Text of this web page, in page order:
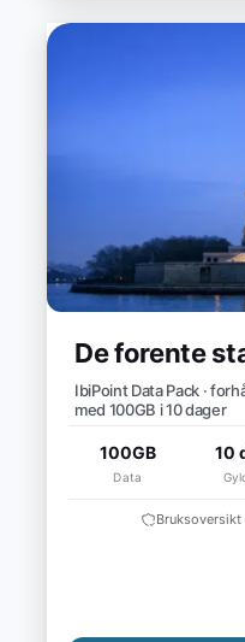
De forente
IbiPoint Data Pack ·
med 100GB i 10 dager
100GB
Data
10
Bruksoversikt